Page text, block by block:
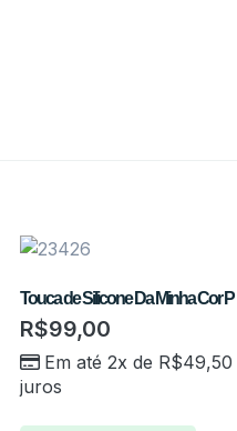
Touca de Silicone Da Minha Cor P
R$99,00
Em até 2x de R$49,50
juros